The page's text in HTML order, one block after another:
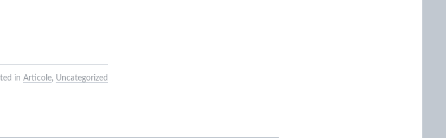
in Articole, Uncategorized